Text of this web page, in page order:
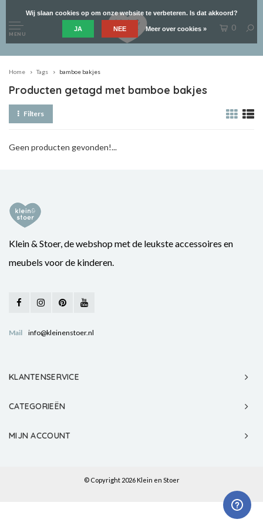
MENU
0
Home Tags bamboe bakjes
Producten getagd met bamboe bakjes
Filters
Geen producten gevonden!...
Klein & Stoer, de webshop met de leukste accessoires en
meubels voor de kinderen.
Mail info@kleinenstoer.nl
KLANTENSERVICE
CATEGORIEËN
MIJN ACCOUNT
© Copyright 2026 Klein en Stoer
Wij slaan cookies op om onze website te verbeteren. Is dat akkoord?
JA NEE Meer over cookies »